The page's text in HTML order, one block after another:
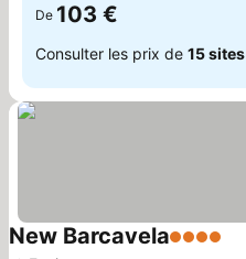
De 103 €
Consulter les prix de 15 sites
New Barcavela4 Étoiles